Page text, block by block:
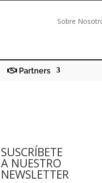
Sobre
Partners
SUSCRÍBETE
A NUESTRO
NEWSLETTER